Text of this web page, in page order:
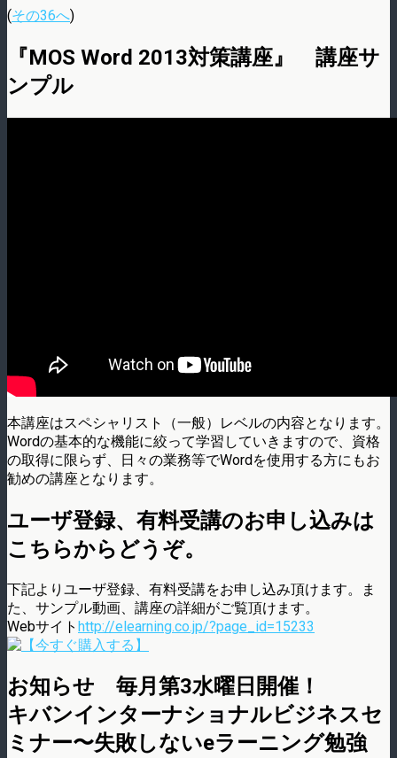
(その36へ)
『MOS Word 2013対策講座』 講座サ
ンプル
本講座はスペシャリスト（一般）レベルの内容となります。
Wordの基本的な機能に絞って学習していきますので、資格
の取得に限らず、日々の業務等でWordを使用する方にもお
勧めの講座となります。
ユーザ登録、有料受講のお申し込みは
こちらからどうぞ。
下記よりユーザ登録、有料受講をお申し込み頂けます。ま
た、サンプル動画、講座の詳細がご覧頂けます。
Webサイト http://elearning.co.jp/?page_id=15233
お知らせ 毎月第3水曜日開催！
キバンインターナショナルビジネスセ
ミナー〜失敗しないeラーニング勉強